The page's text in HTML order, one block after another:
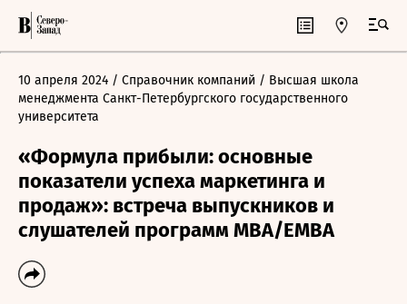
10 апреля 2024 / Справочник компаний / Высшая школа
менеджмента Санкт-Петербургского государственного
университета
«Формула прибыли: основные
показатели успеха маркетинга и
продаж»: встреча выпускников и
слушателей программ МВА/ЕМВА